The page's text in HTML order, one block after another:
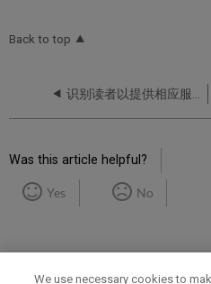
Back to top
Was this article helpful?
Yes No
We use necessary cookies to